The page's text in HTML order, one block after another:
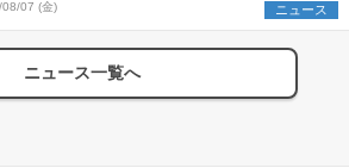
07 (金) ニュース
ニュース一覧へ